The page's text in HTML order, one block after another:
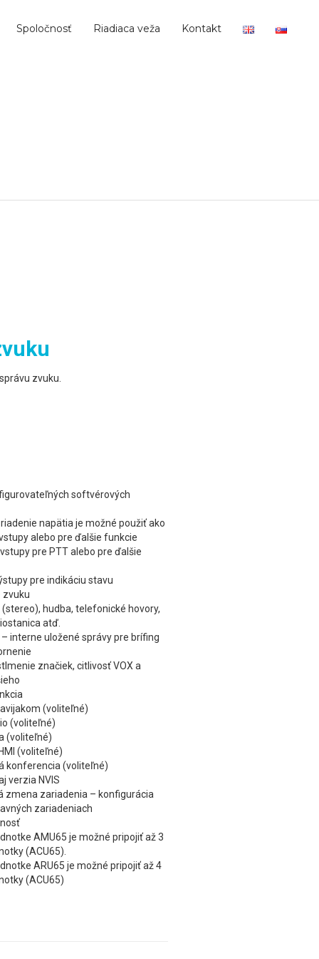
Spoločnosť Riadiaca veža Kontakt
zvuku.
softvérových
napätia je možné použiť ako
alebo pre ďalšie funkcie
pre PTT alebo pre ďalšie
pre indikáciu stavu
zvuku
hudba, telefonické hovory,
atď.
interne uložené správy pre brífing
značiek, citlivosť VOX a
(voliteľné)
(voliteľné)
(voliteľné)
(voliteľné)
konferencia (voliteľné)
verzia NVIS
zmena zariadenia – konfigurácia
zariadeniach
AMU65 je možné pripojiť až 3
(ACU65).
ARU65 je možné pripojiť až 4
(ACU65)